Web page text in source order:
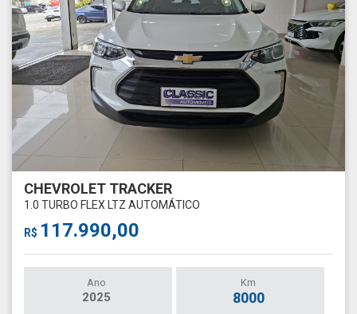
CHEVROLET TRACKER
1.0 TURBO FLEX LTZ AUTOMÁTICO
R$ 117.990,00
Ano
2025
Km
8000